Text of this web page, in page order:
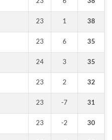
23 6 38
23 1 38
23 6 35
24 3 35
23 2 32
23 -7 31
23 -2 30